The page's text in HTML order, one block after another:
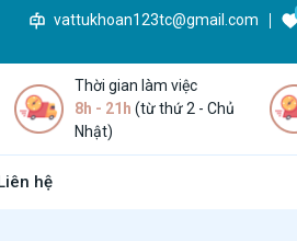
vattukhoan123tc@gmail.com
Thời gian làm việc
8h - 21h (từ thứ 2 - Chủ
Nhật)
Liên hệ